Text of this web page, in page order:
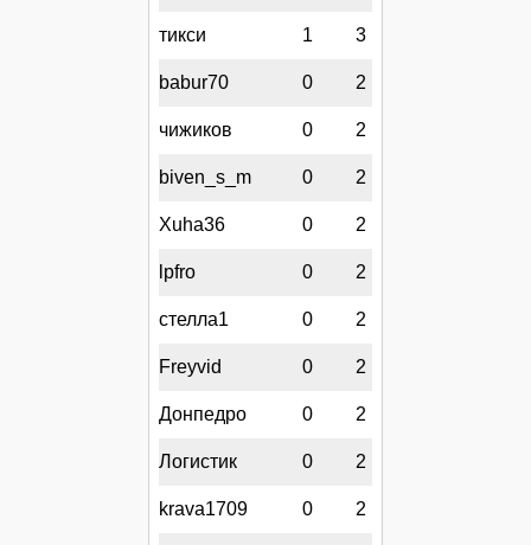
тикси 1 3
babur70 0 2
чижиков 0 2
biven_s_m 0 2
Xuha36 0 2
lpfro 0 2
стелла1 0 2
Freyvid 0 2
Донпедро 0 2
Логистик 0 2
krava1709 0 2